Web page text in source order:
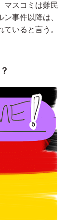
マスコミは難民
事件以降は、
いると言う。